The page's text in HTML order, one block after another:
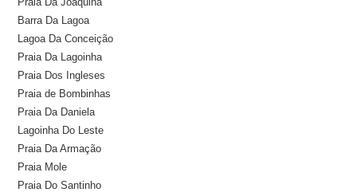
Barra Da Lagoa
Lagoa Da Conceição
Praia Da Lagoinha
Praia Dos Ingleses
Praia de Bombinhas
Praia Da Daniela
Lagoinha Do Leste
Praia Da Armação
Praia Mole
Praia Do Santinho